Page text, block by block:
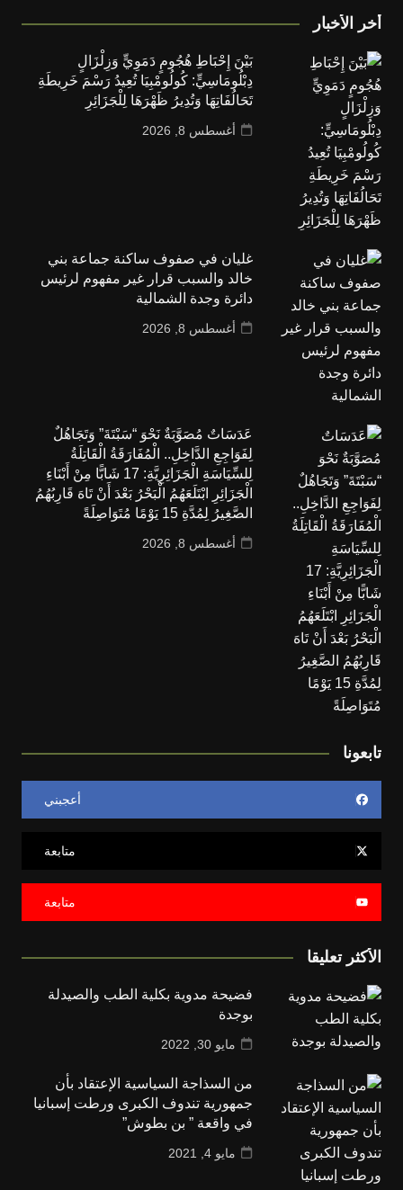
أخر الأخبار
بَيْنَ إِحْبَاطِ هُجُومٍ دَمَوِيٍّ وَزِلْزَالٍ
دِبْلُومَاسِيٍّ: كُولُومْبِيَا تُعِيدُ رَسْمَ خَرِيطَةِ
تَحَالُفَاتِهَا وَتُدِيرُ ظَهْرَهَا لِلْجَزَائِرِ
أغسطس 8, 2026
غليان في صفوف ساكنة جماعة بني
خالد والسبب قرار غير مفهوم لرئيس
دائرة وجدة الشمالية
أغسطس 8, 2026
عَدَسَاتٌ مُصَوَّبَةٌ نَحْوَ “سَبْتَةَ” وَتَجَاهُلٌ
لِفَوَاجِعِ الدَّاخِلِ.. الْمُفَارَقَةُ الْقَاتِلَةُ
لِلسِّيَاسَةِ الْجَزَائِرِيَّةِ: 17 شَابًّا مِنْ أَبْنَاءِ
الْجَزَائِرِ ابْتَلَعَهُمُ الْبَحْرُ بَعْدَ أَنْ تَاهَ قَارِبُهُمُ
الصَّغِيرُ لِمُدَّةِ 15 يَوْمًا مُتَوَاصِلَةً
أغسطس 8, 2026
تابعونا
أعجبني
متابعة
متابعة
الأكثر تعليقا
فضيحة مدوية بكلية الطب والصيدلة
بوجدة
مايو 30, 2022
من السذاجة السياسية الإعتقاد بأن
جمهورية تندوف الكبرى ورطت إسبانيا
في واقعة ” بن بطوش”
مايو 4, 2021